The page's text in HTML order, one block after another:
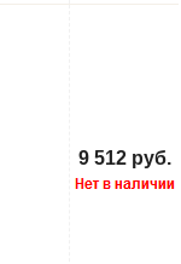
9 512 руб.